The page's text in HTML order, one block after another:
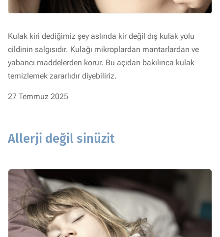
Kulak kiri dediğimiz şey aslında kir değil dış kulak yolu
cildinin salgısıdır. Kulağı mikroplardan mantarlardan ve
yabancı maddelerden korur. Bu açıdan bakılınca kulak
temizlemek zararlıdır diyebiliriz.
27 Temmuz 2025
Allerji değil sinüzit